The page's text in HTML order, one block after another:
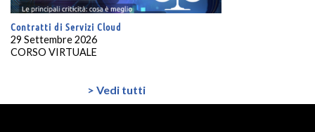
Contratti di Servizi Cloud
29 Settembre 2026
CORSO VIRTUALE
> Vedi tutti